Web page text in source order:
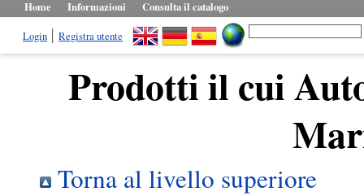
Home Informazioni
Consulta il catalogo
Login
Registra utente
Prodotti il cui
Torna al livello superiore